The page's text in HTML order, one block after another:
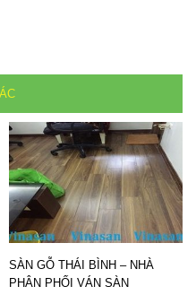
SÀN GỖ THÁI BÌNH – NHÀ
PHÂN PHỐI VÁN SÀN